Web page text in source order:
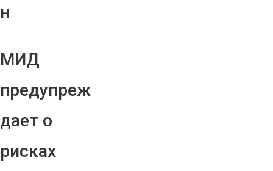
н
МИД
предупреж
дает о
рисках